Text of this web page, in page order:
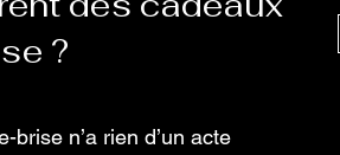
?
n’a rien d’un acte